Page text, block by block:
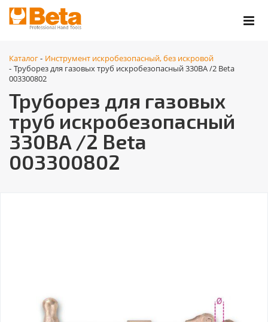
Каталог - Инструмент искробезопасный, без искровой
- Труборез для газовых труб искробезопасный 330BA /2 Beta
003300802
Труборез для газовых
труб искробезопасный
330BA /2 Beta
003300802